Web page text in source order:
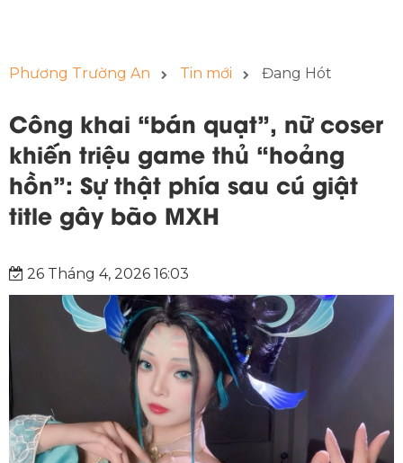
Phương Trường An Tin mới Đang Hót
Công khai “bán quạt”, nữ coser
khiến triệu game thủ “hoảng
hồn”: Sự thật phía sau cú giật
title gây bão MXH
26 Tháng 4, 2026 16:03